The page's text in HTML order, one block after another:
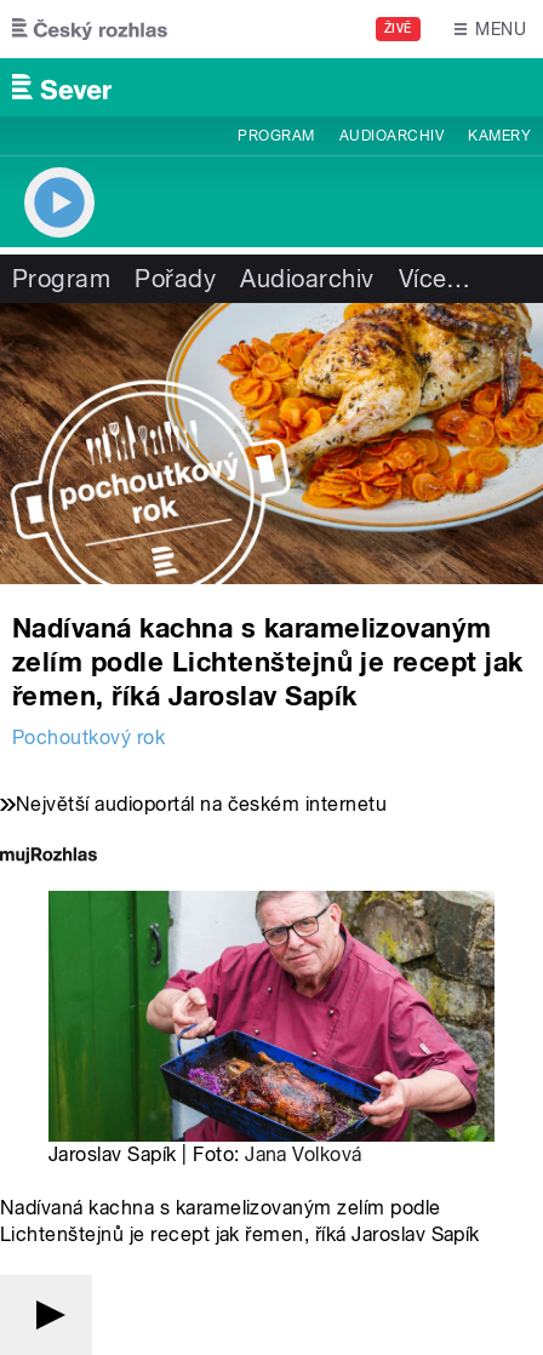
Přejít k hlavnímu obsahu
ŽIVĚ MENU
PROGRAM AUDIOARCHIV KAMERY
Program Pořady Audioarchiv Více…
Nadívaná kachna s karamelizovaným
zelím podle Lichtenštejnů je recept jak
řemen, říká Jaroslav Sapík
Pochoutkový rok
Největší audioportál na českém internetu
Jaroslav Sapík | Foto:Jana Volková
Nadívaná kachna s karamelizovaným zelím podle
Lichtenštejnů je recept jak řemen, říká Jaroslav Sapík